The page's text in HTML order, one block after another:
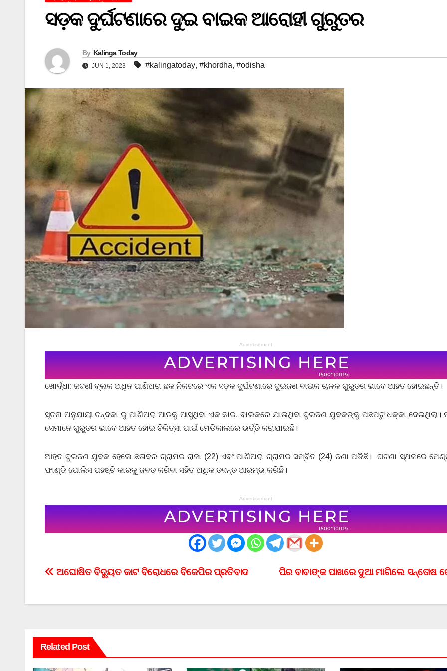
ସଡ଼କ ଦୁର୍ଘଟଣାରେ ଦୁଇ ବାଇକ ଆରୋହୀ ଗୁରୁତର
By Kalinga Today
JUN 1, 2023 #kalingatoday, #khordha, #odisha
Advertisement
ଖୋର୍ଦ୍ଧା: ଜଟଣୀ ବ୍ଲକ ଅଧିନ ପାଣିଅରା ଛକ ନିକଟରେ ଏକ ସଡ଼କ ଦୁର୍ଘଟଣାରେ ଦୁଇଜଣ ବାଇକ ଚାଳକ ଗୁରୁତର ଭାବେ ଆହତ ହୋଇଛନ୍ତି।
ସୂଚନା ଅନୁଯାୟୀ ଚନ୍ଦକା ରୁ ପାଣିଅରା ଆଡକୁ ଆସୁଥିବା ଏକ କାର, ବାଇକରେ ଯାଉଥିବା ଦୁଇଜଣ ଯୁବକଙ୍କୁ ପଛପଟୁ ଧକ୍କା ଦେଇଥିଲା।
ସେମାନେ ଗୁରୁତର ଭାବେ ଆହତ ହୋଇ ଚିକିତ୍ସା ପାଇଁ ମେଡିକାଲରେ ଭର୍ତ୍ତି କରାଯାଇଛି।
ଆହତ ଦୁଇଜଣ ଯୁବକ ହେଲେ ଛତାବର ଗ୍ରାମର ରାଜା (22) ଏବଂ ପାଣିଅରା ଗ୍ରାମର ସମ୍ବିତ (24) ଜଣା ପଡିଛି। ଘଟଣା ସ୍ଥଳରେ
ଫାଣ୍ଡି ପୋଲିସ ପହଞ୍ଚି କାରକୁ ଜବତ କରିବା ସହିତ ଅଧିକ ତଦନ୍ତ ଆରମ୍ଭ କରିଛି।
Advertisement
Post
ପିର ବାବାଙ୍କ ପାଖରେ ଦୁଆ ମାଗିଲେ ସନ୍ତୋଷ
ଅଘୋଷିତ ବିଦ୍ୟୁତ କାଟ ବିରୋଧରେ ବିଜେପିର ପ୍ରତିବାଦ
Related Post